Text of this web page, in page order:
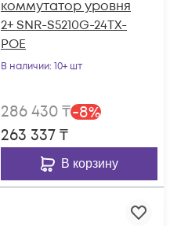
коммутатор уровня
2+ SNR-S5210G-24TX-
POE
В наличии: 10+ шт
286 430₸-8%
263 337₸
В корзину